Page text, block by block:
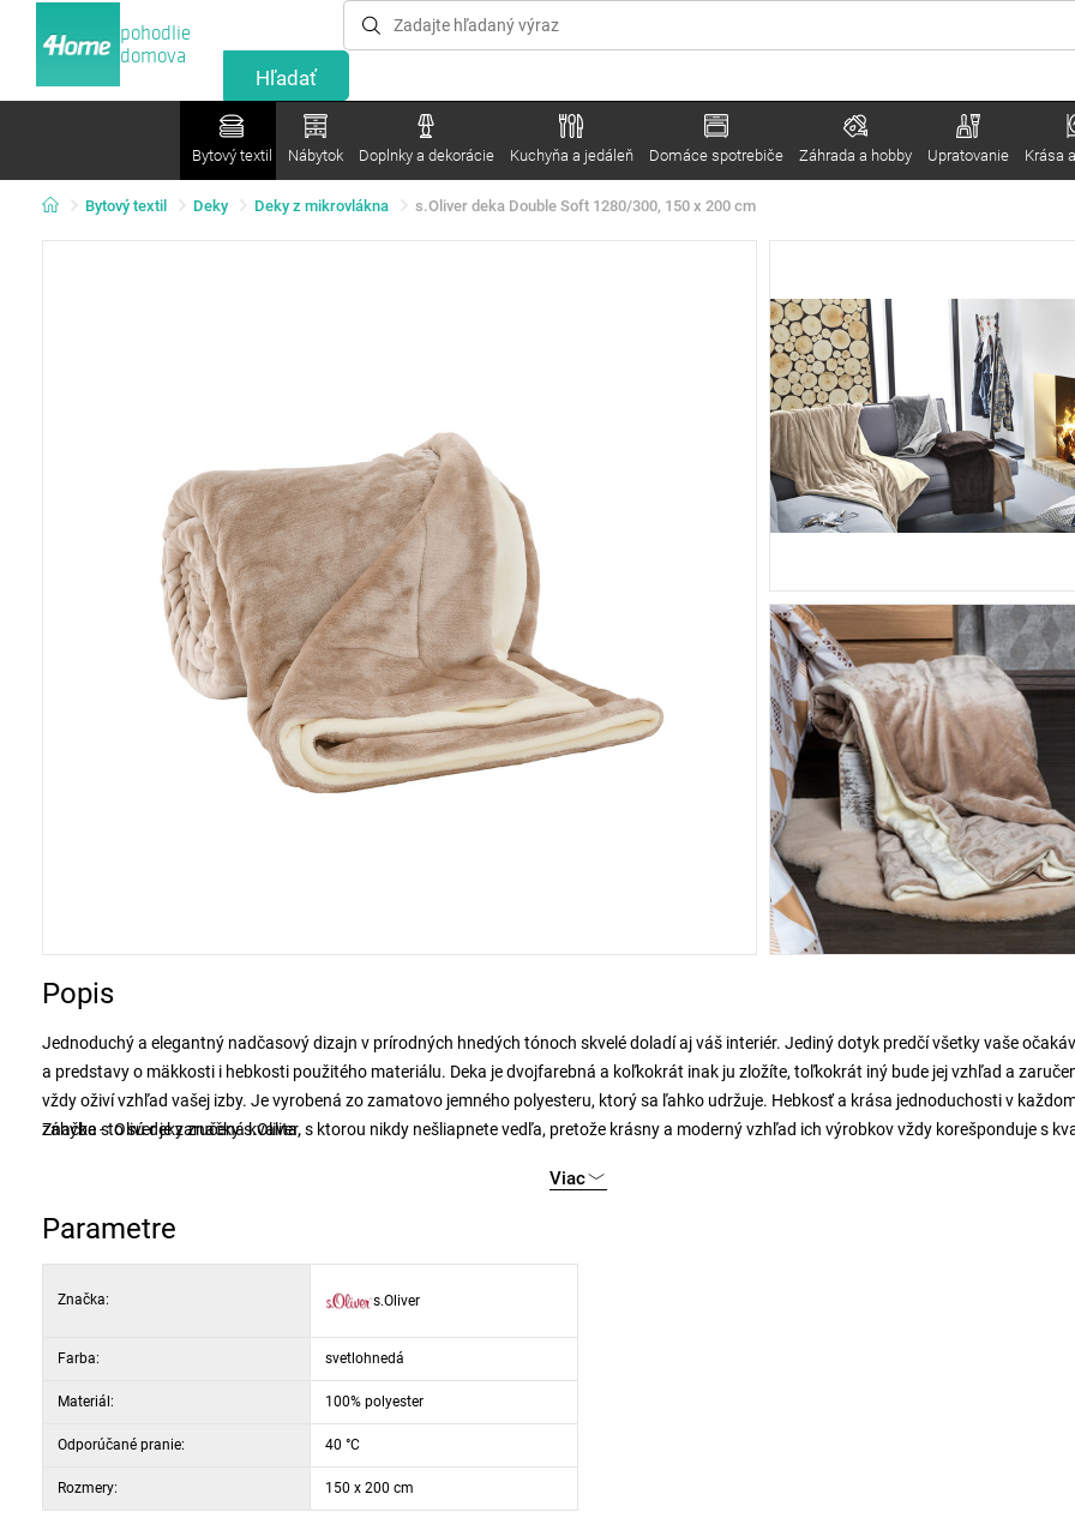
pohodlie
domova
Bytový textil Nábytok Doplnky a dekorácie Kuchyňa a jedáleň Domáce spotrebiče Záhrada a hobby Upratovanie Krása
Bytový textil Deky Deky z mikrovlákna s.Oliver deka Double Soft 1280/300, 150 x 200 cm
Popis
Jednoduchý a elegantný nadčasový dizajn v prírodných hnedých tónoch skvelé doladí aj váš interiér. Jediný dotyk predčí všetky vaše
a predstavy o mäkkosti i hebkosti použitého materiálu. Deka je dvojfarebná a koľkokrát inak ju zložíte, toľkokrát iný bude jej vzhľad a
vždy oživí vzhľad vašej izby. Je vyrobená zo zamatovo jemného polyesteru, ktorý sa ľahko udržuje. Hebkosť a krása jednoduchosti v
záhybe - to sú deky značky s.Oliver.
Značka s.Oliver je zaručená kvalita, s ktorou nikdy nešliapnete vedľa, pretože krásny a moderný vzhľad ich výrobkov vždy korešponduje s
Viac
Parametre
Značka: s.Oliver
Farba: svetlohnedá
Materiál: 100% polyester
Odporúčané pranie: 40 °C
Rozmery: 150 x 200 cm